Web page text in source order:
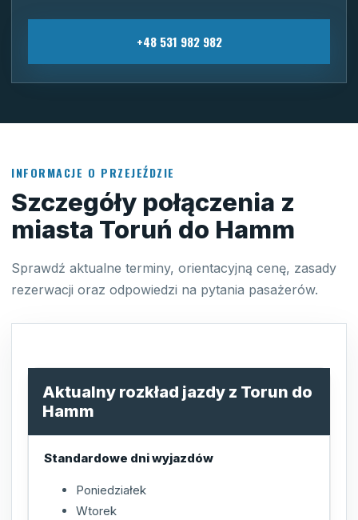
+48 531 982 982
INFORMACJE O PRZEJEŹDZIE
Szczegóły połączenia z
miasta Toruń do Hamm
Sprawdź aktualne terminy, orientacyjną cenę, zasady
rezerwacji oraz odpowiedzi na pytania pasażerów.
Aktualny rozkład jazdy z Torun do
Hamm
Standardowe dni wyjazdów
Poniedziałek
Wtorek